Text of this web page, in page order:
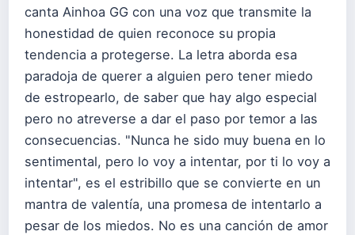
canta Ainhoa GG con una voz que transmite la
honestidad de quien reconoce su propia
tendencia a protegerse. La letra aborda esa
paradoja de querer a alguien pero tener miedo
de estropearlo, de saber que hay algo especial
pero no atreverse a dar el paso por temor a las
consecuencias. "Nunca he sido muy buena en lo
sentimental, pero lo voy a intentar, por ti lo voy a
intentar", es el estribillo que se convierte en un
mantra de valentía, una promesa de intentarlo a
pesar de los miedos. No es una canción de amor